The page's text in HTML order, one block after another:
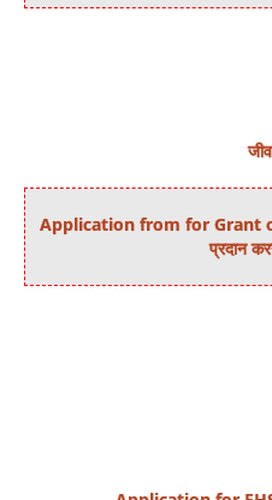
Application from for Grant of
प्रदान